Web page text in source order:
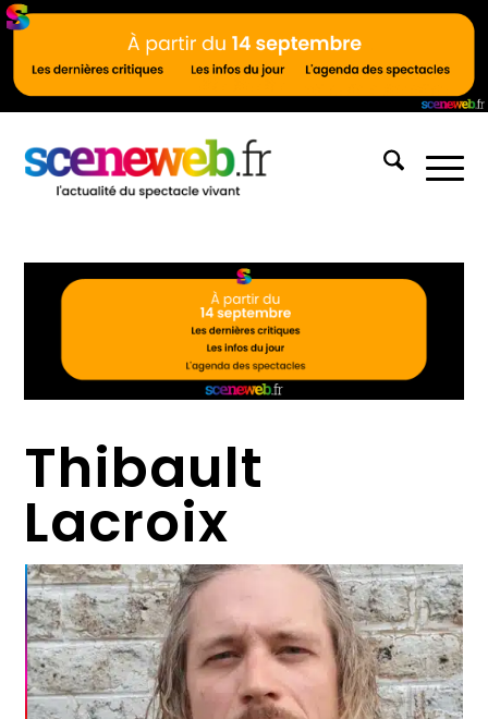
Thibault
Lacroix